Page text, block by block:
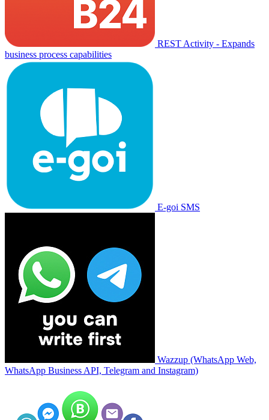
REST Activity - Expands
business process capabilities
E-goi SMS
Wazzup (WhatsApp Web,
WhatsApp Business API, Telegram and Instagram)